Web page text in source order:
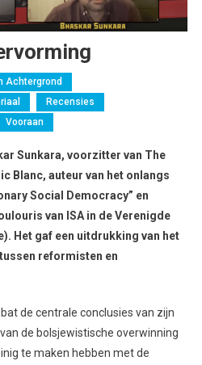
Achtergrond
Recensies
Vooraan
Sunkara, voorzitter van The
Blanc, auteur van het onlangs
Social Democracy” en
van ISA in de Verenigde
Het gaf een uitdrukking van het
reformisten en
de centrale conclusies van zijn
de bolsjewistische overwinning
te maken hebben met de